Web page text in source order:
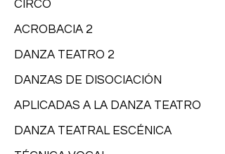
CIRCO
ACROBACIA 2
DANZA TEATRO 2
DANZAS DE DISOCIACIÓN
APLICADAS A LA DANZA TEATRO
DANZA TEATRAL ESCÉNICA